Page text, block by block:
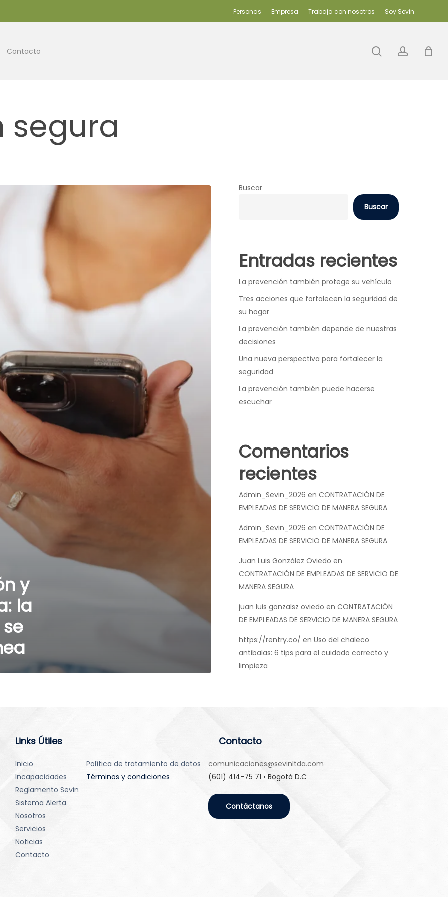
Personas Empresa Trabaja con nosotros Soy Sevin
Contacto search
segura
y
la
Buscar
Buscar
Entradas recientes
La prevención también protege su vehículo
Tres acciones que fortalecen la seguridad de
su hogar
La prevención también depende de nuestras
decisiones
Una nueva perspectiva para fortalecer la
seguridad
La prevención también puede hacerse
escuchar
Comentarios
recientes
Admin_Sevin_2026 en CONTRATACIÓN DE
EMPLEADAS DE SERVICIO DE MANERA SEGURA
Admin_Sevin_2026 en CONTRATACIÓN DE
EMPLEADAS DE SERVICIO DE MANERA SEGURA
Juan Luis González Oviedo en
CONTRATACIÓN DE EMPLEADAS DE SERVICIO DE
MANERA SEGURA
juan luis gonzalsz oviedo en CONTRATACIÓN
DE EMPLEADAS DE SERVICIO DE MANERA SEGURA
https://rentry.co/ en Uso del chaleco
antibalas: 6 tips para el cuidado correcto y
limpieza
Links Útiles
Inicio
Incapacidades
Reglamento Sevin
Sistema Alerta
Nosotros
Servicios
Noticias
Contacto
Política de tratamiento de datos
Términos y condiciones
Contacto
comunicaciones@sevinltda.com
(601) 414-75 71 • Bogotá D.C
Contáctanos